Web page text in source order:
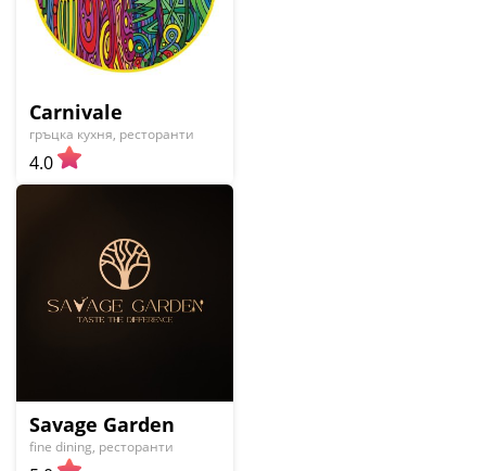
Carnivale
гръцка кухня, ресторанти
4.0
Savage Garden
fine dining, ресторанти